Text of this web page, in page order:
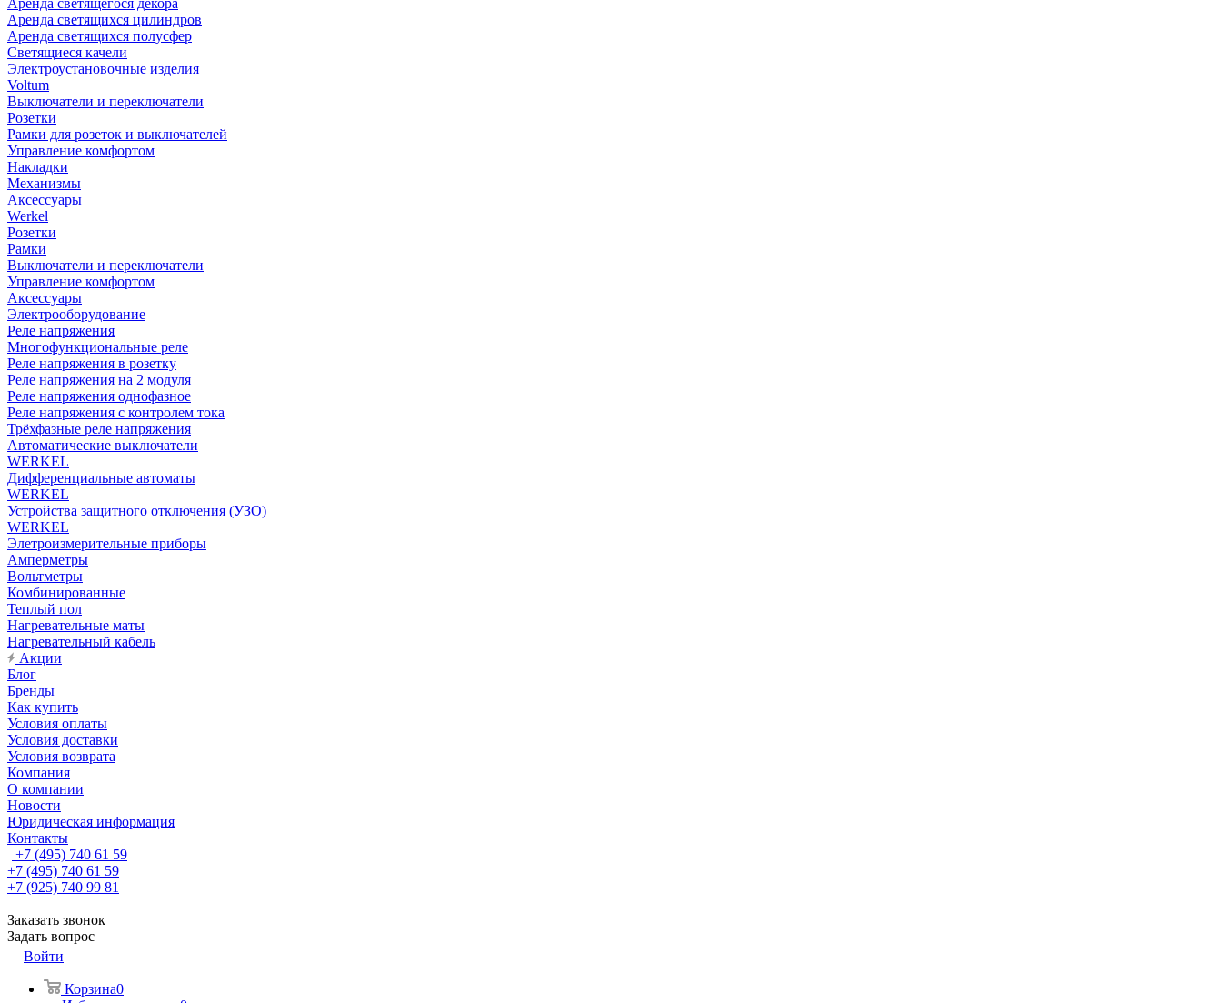
Аренда светящегося декора
Аренда светящихся цилиндров
Аренда светящихся полусфер
Светящиеся качели
Электроустановочные изделия
Voltum
Выключатели и переключатели
Розетки
Рамки для розеток и выключателей
Управление комфортом
Накладки
Механизмы
Аксессуары
Werkel
Розетки
Рамки
Выключатели и переключатели
Управление комфортом
Аксессуары
Электрооборудование
Реле напряжения
Многофункциональные реле
Реле напряжения в розетку
Реле напряжения на 2 модуля
Реле напряжения однофазное
Реле напряжения с контролем тока
Трёхфазные реле напряжения
Автоматические выключатели
WERKEL
Дифференциальные автоматы
WERKEL
Устройства защитного отключения (УЗО)
WERKEL
Элетроизмерительные приборы
Амперметры
Вольтметры
Комбинированные
Теплый пол
Нагревательные маты
Нагревательный кабель
Акции
Блог
Бренды
Как купить
Условия оплаты
Условия доставки
Условия возврата
Компания
О компании
Новости
Юридическая информация
Контакты
+7 (495) 740 61 59
+7 (495) 740 61 59
+7 (925) 740 99 81
Заказать звонок
Задать вопрос
Войти
Корзина0